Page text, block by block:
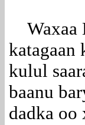
Waxaa
katagaan
kulul
baanu
dadka oo